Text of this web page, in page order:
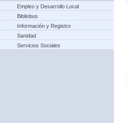
Empleo y Desarrollo Local
Bibliobus
Información y Registro
Sanidad
Servicios Sociales